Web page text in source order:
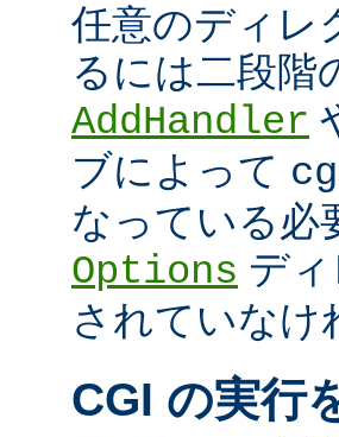
任意のディレ
るには二段階
AddHandler
ブによって
なっている必
Options デ
されていなけ
CGI の実行